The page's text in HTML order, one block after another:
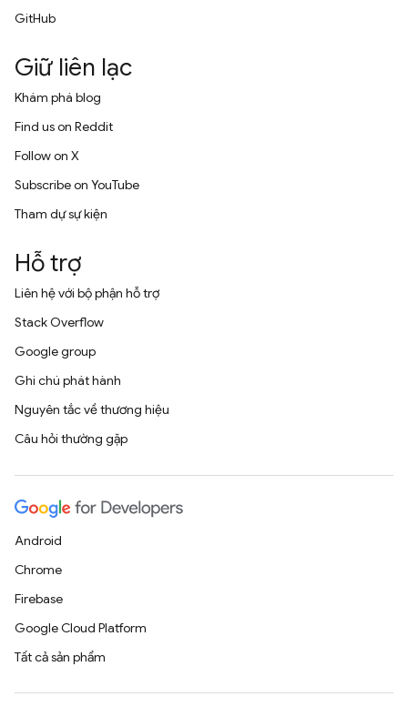
GitHub
Giữ liên lạc
Khám phá blog
Find us on Reddit
Follow on X
Subscribe on YouTube
Tham dự sự kiện
Hỗ trợ
Liên hệ với bộ phận hỗ trợ
Stack Overflow
Google group
Ghi chú phát hành
Nguyên tắc về thương hiệu
Câu hỏi thường gặp
Android
Chrome
Firebase
Google Cloud Platform
Tất cả sản phẩm